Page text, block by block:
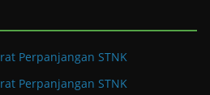
Perpanjangan STNK
Perpanjangan STNK